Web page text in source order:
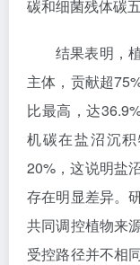
碳和细菌残体碳
结果表明，
主体，贡献超
比最高，达
机碳在盐沼沉
20%，这说明盐
存在明显差异。
共同调控植物来
受控路径并不相